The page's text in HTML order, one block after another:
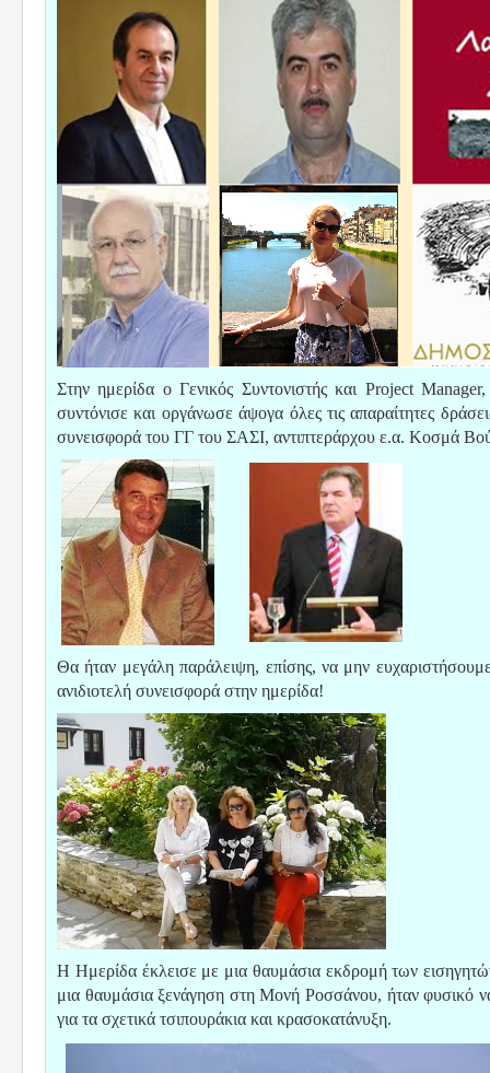
Στην ημερίδα ο Γενικός Συντονιστής και Project
συντόνισε και οργάνωσε άψογα όλες τις απαραίτητες
συνεισφορά του ΓΓ του ΣΑΣΙ, αντιπτεράρχου ε.α. Κοσμά
Θα ήταν μεγάλη παράλειψη, επίσης, να μην
ανιδιοτελή συνεισφορά στην ημερίδα!
Η Ημερίδα έκλεισε με μια θαυμάσια εκδρομή των
μια θαυμάσια ξενάγηση στη Μονή Ροσσάνου, ήταν φυσικό
για τα σχετικά τσιπουράκια και κρασοκατάνυξη.